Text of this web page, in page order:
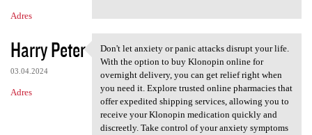
Adres
Harry Peter
03.04.2024
Adres
Don't let anxiety or panic
Don't let anxiety or panic attacks disrupt your life.
With the option to buy Klonopin online for
overnight delivery, you can get relief right when
you need it. Explore trusted online pharmacies that
offer expedited shipping services, allowing you to
receive your Klonopin medication quickly and
discreetly. Take control of your anxiety symptoms